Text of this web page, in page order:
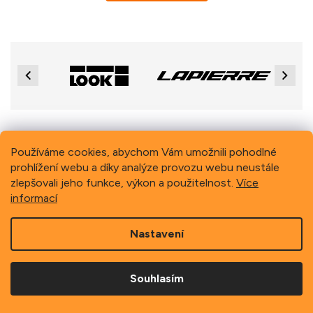
Používáme cookies, abychom Vám umožnili pohodlné
prohlížení webu a díky analýze provozu webu neustále
zlepšovali jeho funkce, výkon a použitelnost. Více
informací
Nastavení
Souhlasím
Previous Next
Z
Copyright 2026Schindler, spol. s r.o.. Všechna práva
vyhrazena.